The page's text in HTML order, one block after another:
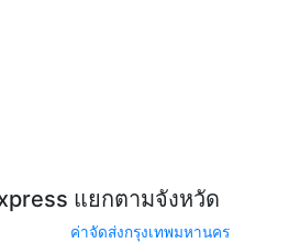
แยกตามจังหวัด
ค่าจัดส่งกรุงเทพมหานคร